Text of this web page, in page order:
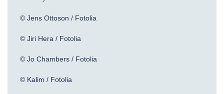
© Jens Ottoson / Fotolia
© Jiri Hera / Fotolia
© Jo Chambers / Fotolia
© Kalim / Fotolia